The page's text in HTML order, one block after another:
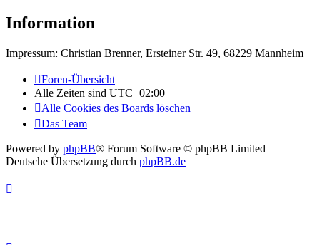
Information
Impressum: Christian Brenner, Ersteiner Str. 49, 68229 Mannheim
Foren-Übersicht
Alle Zeiten sind UTC+02:00
Alle Cookies des Boards löschen
Das Team
Powered by phpBB® Forum Software © phpBB Limited
Deutsche Übersetzung durch phpBB.de